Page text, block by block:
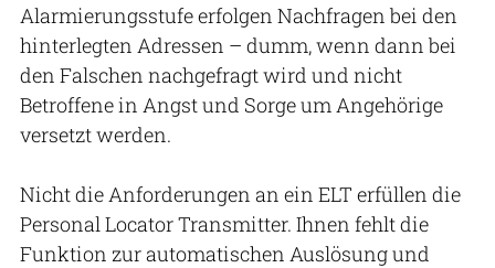
Alarmierungsstufe erfolgen Nachfragen bei den
hinterlegten Adressen – dumm, wenn dann bei
den Falschen nachgefragt wird und nicht
Betroffene in Angst und Sorge um Angehörige
versetzt werden.
Nicht die Anforderungen an ein ELT erfüllen die
Personal Locator Transmitter. Ihnen fehlt die
Funktion zur automatischen Auslösung und